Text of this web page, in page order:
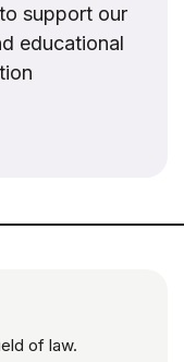
support our
educational
of law.